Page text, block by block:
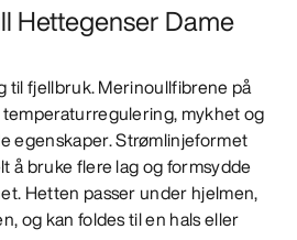
Hettegenser Dame
til fjellbruk. Merinoullfibrene på
mykhet og
egenskaper. Strømlinjeformet
å bruke flere lag og formsydde
Hetten passer under hjelmen,
og kan foldes til en hals eller